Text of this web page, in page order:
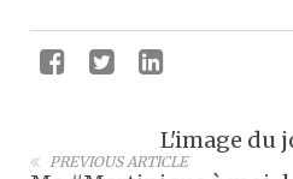
L'image du
PREVIOUS ARTICLE